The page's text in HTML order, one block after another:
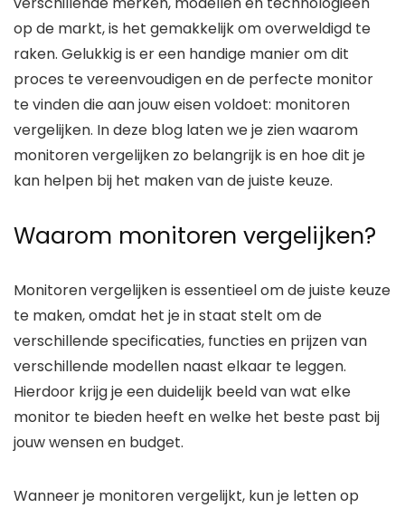
op de markt, is het gemakkelijk om overweldigd te
raken. Gelukkig is er een handige manier om dit
proces te vereenvoudigen en de perfecte monitor
te vinden die aan jouw eisen voldoet: monitoren
vergelijken. In deze blog laten we je zien waarom
monitoren vergelijken zo belangrijk is en hoe dit je
kan helpen bij het maken van de juiste keuze.
Waarom monitoren vergelijken?
Monitoren vergelijken is essentieel om de juiste keuze
te maken, omdat het je in staat stelt om de
verschillende specificaties, functies en prijzen van
verschillende modellen naast elkaar te leggen.
Hierdoor krijg je een duidelijk beeld van wat elke
monitor te bieden heeft en welke het beste past bij
jouw wensen en budget.
Wanneer je monitoren vergelijkt, kun je letten op